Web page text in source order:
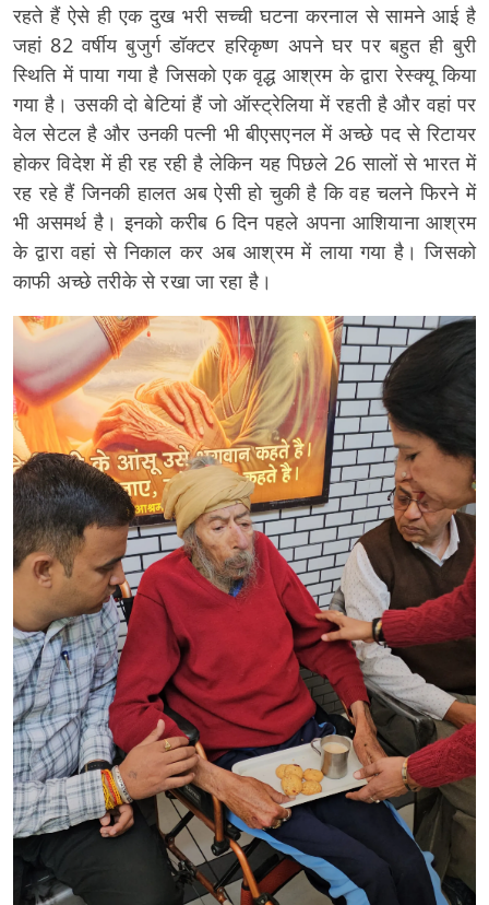
रहते हैं ऐसे ही एक दुख भरी सच्ची घटना करनाल से सामने आई है
जहां 82 वर्षीय बुजुर्ग डॉक्टर हरिकृष्ण अपने घर पर बहुत ही बुरी
स्थिति में पाया गया है जिसको एक वृद्ध आश्रम के द्वारा रेस्क्यू किया
गया है। उसकी दो बेटियां हैं जो ऑस्ट्रेलिया में रहती है और वहां पर
वेल सेटल है और उनकी पत्नी भी बीएसएनल में अच्छे पद से रिटायर
होकर विदेश में ही रह रही है लेकिन यह पिछले 26 सालों से भारत में
रह रहे हैं जिनकी हालत अब ऐसी हो चुकी है कि वह चलने फिरने में
भी असमर्थ है। इनको करीब 6 दिन पहले अपना आशियाना आश्रम
के द्वारा वहां से निकाल कर अब आश्रम में लाया गया है। जिसको
काफी अच्छे तरीके से रखा जा रहा है।